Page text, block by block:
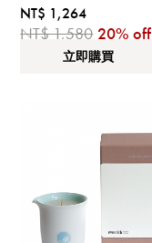
NT$ 1,264
NT$ 1,580 20% off
立即購買